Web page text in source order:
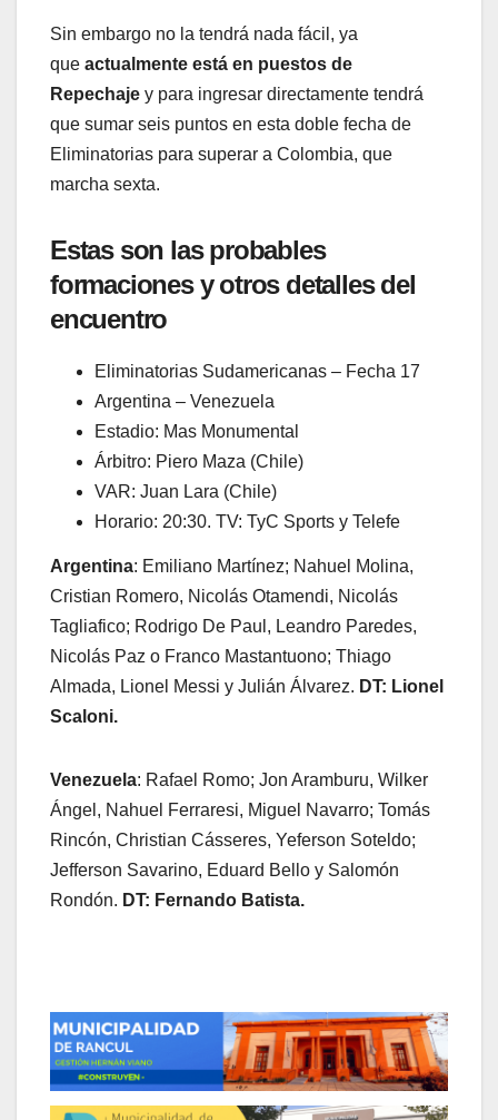
Sin embargo no la tendrá nada fácil, ya
que actualmente está en puestos de
Repechaje y para ingresar directamente tendrá
que sumar seis puntos en esta doble fecha de
Eliminatorias para superar a Colombia, que
marcha sexta.
Estas son las probables
formaciones y otros detalles del
encuentro
Eliminatorias Sudamericanas – Fecha 17
Argentina – Venezuela
Estadio: Mas Monumental
Árbitro: Piero Maza (Chile)
VAR: Juan Lara (Chile)
Horario: 20:30. TV: TyC Sports y Telefe
Argentina: Emiliano Martínez; Nahuel Molina,
Cristian Romero, Nicolás Otamendi, Nicolás
Tagliafico; Rodrigo De Paul, Leandro Paredes,
Nicolás Paz o Franco Mastantuono; Thiago
Almada, Lionel Messi y Julián Álvarez. DT: Lionel
Scaloni.
Venezuela: Rafael Romo; Jon Aramburu, Wilker
Ángel, Nahuel Ferraresi, Miguel Navarro; Tomás
Rincón, Christian Cásseres, Yeferson Soteldo;
Jefferson Savarino, Eduard Bello y Salomón
Rondón. DT: Fernando Batista.